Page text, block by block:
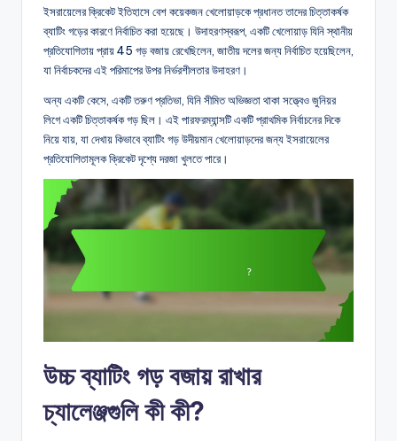
ইসরায়েলের ক্রিকেট ইতিহাসে বেশ কয়েকজন খেলোয়াড়কে প্রধানত তাদের চিত্তাকর্ষক
ব্যাটিং গড়ের কারণে নির্বাচিত করা হয়েছে। উদাহরণস্বরূপ, একটি খেলোয়াড় যিনি স্থানীয়
প্রতিযোগিতায় প্রায় 45 গড় বজায় রেখেছিলেন, জাতীয় দলের জন্য নির্বাচিত হয়েছিলেন,
যা নির্বাচকদের এই পরিমাপের উপর নির্ভরশীলতার উদাহরণ।
অন্য একটি কেসে, একটি তরুণ প্রতিভা, যিনি সীমিত অভিজ্ঞতা থাকা সত্ত্বেও জুনিয়র
লিগে একটি চিত্তাকর্ষক গড় ছিল। এই পারফরম্যান্সটি একটি প্রাথমিক নির্বাচনের দিকে
নিয়ে যায়, যা দেখায় কিভাবে ব্যাটিং গড় উদীয়মান খেলোয়াড়দের জন্য ইসরায়েলের
প্রতিযোগিতামূলক ক্রিকেট দৃশ্যে দরজা খুলতে পারে।
উচ্চ ব্যাটিং গড় বজায় রাখার
চ্যালেঞ্জগুলি কী কী?